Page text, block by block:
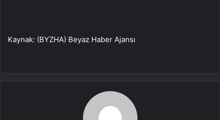
Kaynak: (BYZHA) Beyaz Haber Ajansı